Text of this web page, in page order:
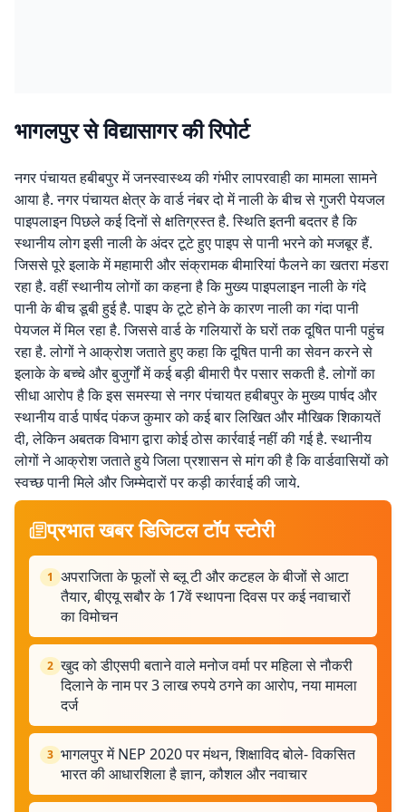
भागलपुर से विद्यासागर की रिपोर्ट
नगर पंचायत हबीबपुर में जनस्वास्थ्य की गंभीर लापरवाही का मामला सामने
आया है. नगर पंचायत क्षेत्र के वार्ड नंबर दो में नाली के बीच से गुजरी पेयजल
पाइपलाइन पिछले कई दिनों से क्षतिग्रस्त है. स्थिति इतनी बदतर है कि
स्थानीय लोग इसी नाली के अंदर टूटे हुए पाइप से पानी भरने को मजबूर हैं.
जिससे पूरे इलाके में महामारी और संक्रामक बीमारियां फैलने का खतरा मंडरा
रहा है. वहीं स्थानीय लोगों का कहना है कि मुख्य पाइपलाइन नाली के गंदे
पानी के बीच डूबी हुई है. पाइप के टूटे होने के कारण नाली का गंदा पानी
पेयजल में मिल रहा है. जिससे वार्ड के गलियारों के घरों तक दूषित पानी पहुंच
रहा है. लोगों ने आक्रोश जताते हुए कहा कि दूषित पानी का सेवन करने से
इलाके के बच्चे और बुजुर्गों में कई बड़ी बीमारी पैर पसार सकती है. लोगों का
सीधा आरोप है कि इस समस्या से नगर पंचायत हबीबपुर के मुख्य पार्षद और
स्थानीय वार्ड पार्षद पंकज कुमार को कई बार लिखित और मौखिक शिकायतें
दी, लेकिन अबतक विभाग द्वारा कोई ठोस कार्रवाई नहीं की गई है. स्थानीय
लोगों ने आक्रोश जताते हुये जिला प्रशासन से मांग की है कि वार्डवासियों को
स्वच्छ पानी मिले और जिम्मेदारों पर कड़ी कार्रवाई की जाये.
प्रभात खबर डिजिटल टॉप स्टोरी
1 अपराजिता के फूलों से ब्लू टी और कटहल के बीजों से आटा
तैयार, बीएयू सबौर के 17वें स्थापना दिवस पर कई नवाचारों
का विमोचन
2 खुद को डीएसपी बताने वाले मनोज वर्मा पर महिला से नौकरी
दिलाने के नाम पर 3 लाख रुपये ठगने का आरोप, नया मामला
दर्ज
3 भागलपुर में NEP 2020 पर मंथन, शिक्षाविद बोले- विकसित
भारत की आधारशिला है ज्ञान, कौशल और नवाचार